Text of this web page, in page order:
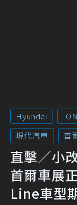
Hyundai
現代汽車
首
直擊／小
首爾車展
Line車型